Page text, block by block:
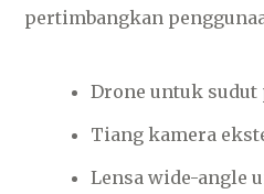
pertimbangkan
Drone untuk sudut
Tiang kamera
Lensa wide-angle